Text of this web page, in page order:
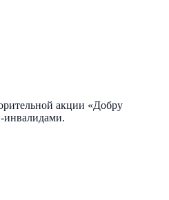
акции «Добру
инвалидами.